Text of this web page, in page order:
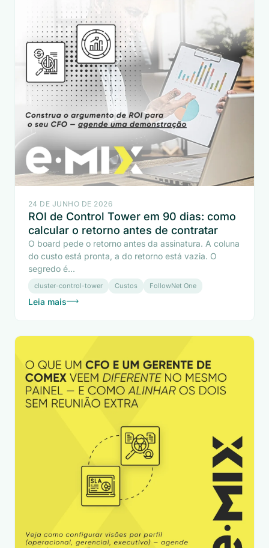
24 DE JUNHO DE 2026
ROI de Control Tower em 90 dias: como
calcular o retorno antes de contratar
O board pede o retorno antes da assinatura. A coluna
do custo está pronta, a do retorno está vazia. O
segredo é...
cluster-control-tower Custos FollowNet One
Leia mais